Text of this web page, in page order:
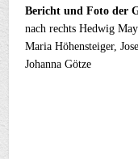
Bericht und Foto der
nach rechts Hedwig
Maria Höhensteiger,
Johanna Götze